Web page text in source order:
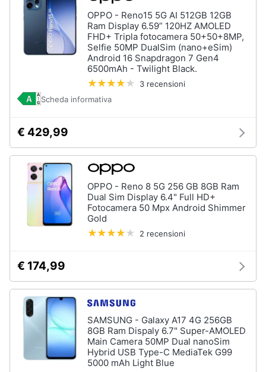
igiene
Beauty
Prima
Fotografia
Casalinghi
Abbigliamento
Animali
Motori
Libri,
OPPO - Reno15 5G AI 512GB 12GB
Ram Display 6.59” 120HZ AMOLED
FHD+ Tripla fotocamera 50+50+8MP,
Selfie 50MP DualSim (nano+eSim)
Android 16 Snapdragon 7 Gen4
6500mAh - Twilight Black.
3 recensioni
Scheda informativa
€ 429,99
OPPO - Reno 8 5G 256 GB 8GB Ram
Dual Sim Display 6.4" Full HD+
Fotocamera 50 Mpx Android Shimmer
Gold
2 recensioni
€ 174,99
SAMSUNG - Galaxy A17 4G 256GB
8GB Ram Dispaly 6.7" Super-AMOLED
Main Camera 50MP Dual nanoSim
Hybrid USB Type-C MediaTek G99
5000 mAh Light Blue